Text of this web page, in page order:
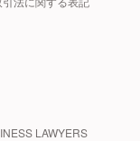
LAWYERS